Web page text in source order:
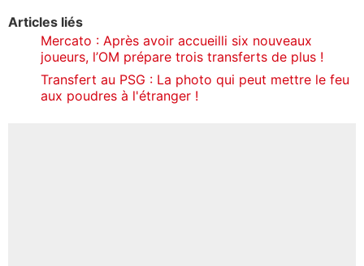
Articles liés
Mercato : Après avoir accueilli six nouveaux
joueurs, l’OM prépare trois transferts de plus !
Transfert au PSG : La photo qui peut mettre le feu
aux poudres à l'étranger !